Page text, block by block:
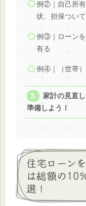
例②｜自己所有
状、担保ついて
例③｜ローンを
有る
例④｜（世帯
家計の見直
準備しよう！
住宅ローン
は総額の10
選！